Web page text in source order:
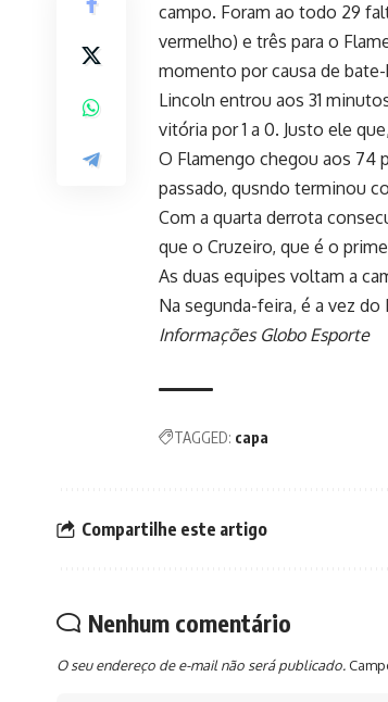
campo. Foram ao todo 29
vermelho) e três para o
momento por causa de
Lincoln entrou aos 31
vitória por 1 a 0. Justo ele
O Flamengo chegou aos 74
passado, qusndo terminou
Com a quarta derrota
que o Cruzeiro, que é o
As duas equipes voltam a
Na segunda-feira, é a vez
Informações Globo Esporte
TAGGED: capa
Compartilhe este artigo
Nenhum comentário
O seu endereço de e-mail não será publicado.